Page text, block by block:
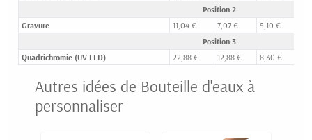
Position 2
Gravure
11,04 € 7,07 € 5,10 €
Position 3
Quadrichromie (UV LED)
22,88 € 12,88 € 8,30 €
Autres idées de Bouteille d'eaux à
personnaliser